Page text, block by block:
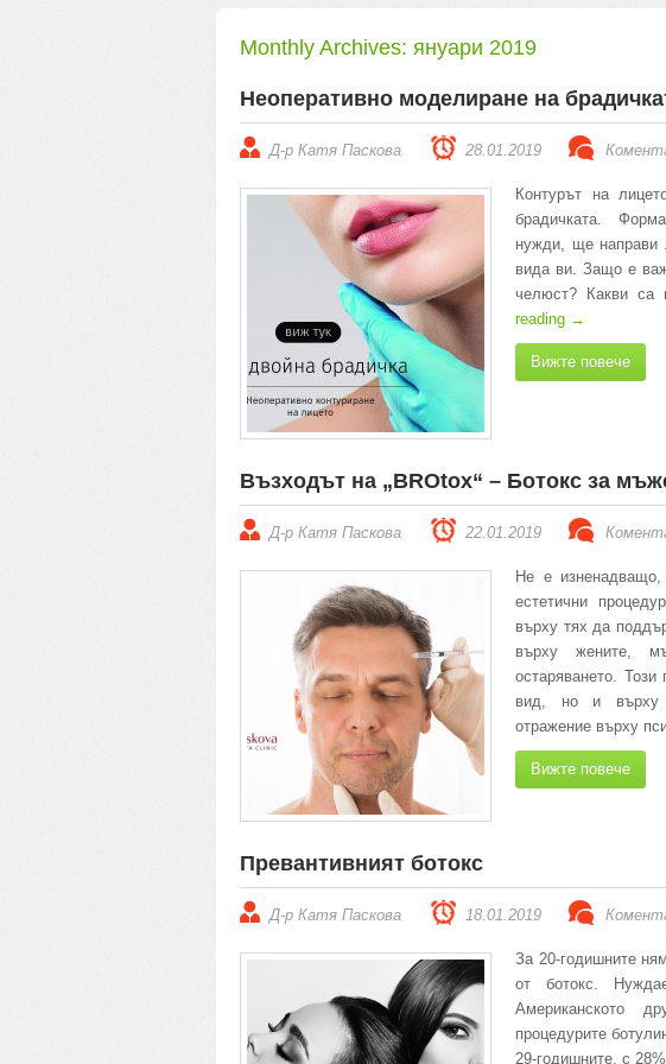
Monthly Archives: януари 2019
Неоперативно моделиране на
Д-р Катя Паскова 28.01.2019
Контурът на
брадичката.
нужди, ще направи
вида ви. Защо е
челюст? Какви са
reading →
Вижте повече
Възходът на „BROtox“ – Ботокс за
Д-р Катя Паскова 22.01.2019
Не е
естетични
върху тях да
върху жените,
остаряването.
вид, но и върху
отражение върху
Вижте повече
Превантивният ботокс
Д-р Катя Паскова 18.01.2019
За 20-годишните
от ботокс.
Американското
процедурите
29-годишните, с